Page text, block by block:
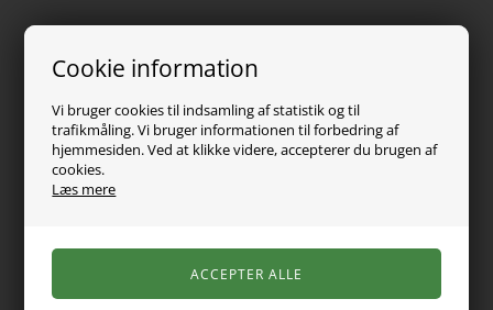
Cookie information
Vi bruger cookies til indsamling af statistik og til
trafikmåling. Vi bruger informationen til forbedring af
hjemmesiden. Ved at klikke videre, accepterer du brugen af
cookies.
Læs mere
Vælg Størrelse